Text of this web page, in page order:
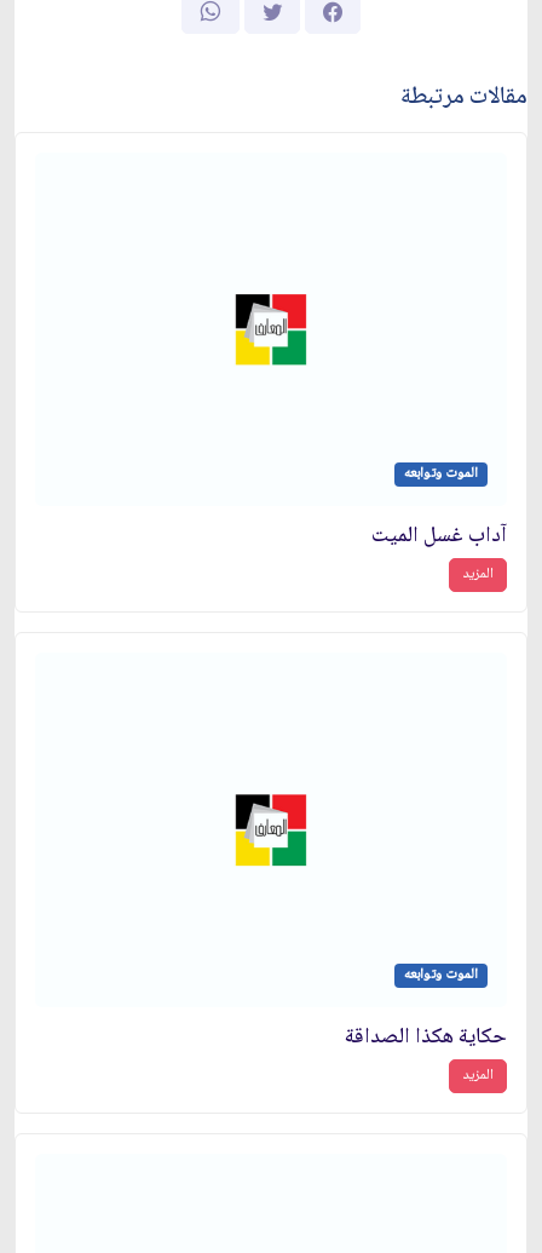
مقالات مرتبطة
الموت وتوابعه
آداب غسل الميت
المزيد
الموت وتوابعه
حكاية هكذا الصداقة
المزيد